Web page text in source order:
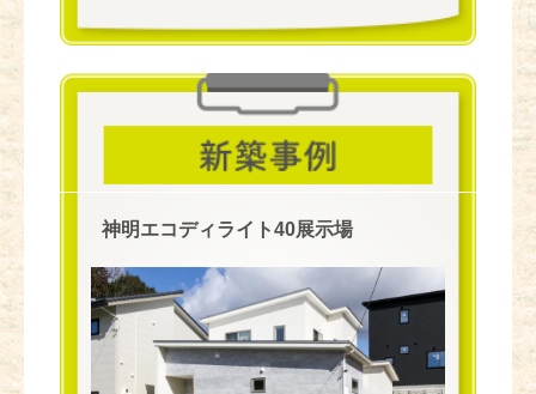
神明エコディライト40展示場